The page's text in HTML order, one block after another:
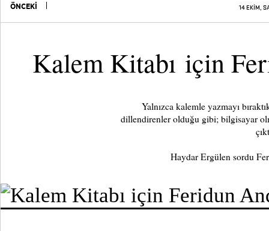
ÖNCEKİ 14 EKİM,
Kalem Kitabı için
Yalnızca kalemle yazmayı
dillendirenler olduğu gibi; bilgisayar
Haydar Ergülen sordu